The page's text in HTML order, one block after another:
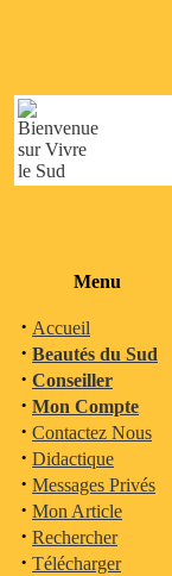
Menu
· Accueil
· Beautés du Sud
· Conseiller
· Mon Compte
· Contactez Nous
· Didactique
· Messages Privés
· Mon Article
· Rechercher
· Télécharger